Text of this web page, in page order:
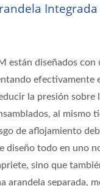
están diseñados con
efectivamente
la presión sobre
al mismo
de aflojamiento
diseño todo en uno
sino que
arandela separada,